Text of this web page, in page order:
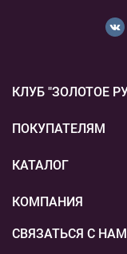
КЛУБ "ЗОЛОТОЕ
Новости
Акции
ПОКУПАТЕЛЯМ
Бонусная система
Подарочные
Способы оплаты
КАТАЛОГ
Вышивка
Пряжа
КОМПАНИЯ
О нас
СВЯЗАТЬСЯ С